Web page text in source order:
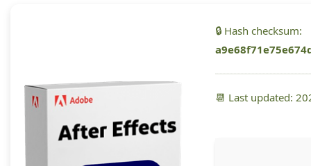
🔒 Hash checksum:
📆 Last updated: